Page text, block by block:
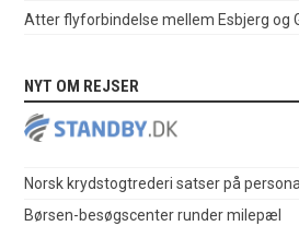
Atter flyforbindelse mellem Esbjerg og
NYT OM REJSER
Norsk krydstogtrederi satser på
Børsen-besøgscenter runder milepæl